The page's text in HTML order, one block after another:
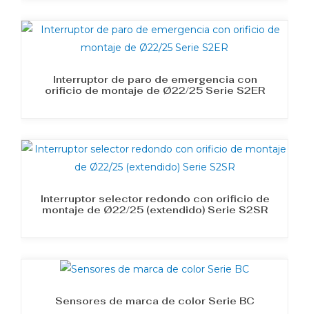
Interruptor de paro de emergencia con
orificio de montaje de Ø22/25 Serie S2ER
Interruptor selector redondo con orificio de
montaje de Ø22/25 (extendido) Serie S2SR
Sensores de marca de color Serie BC